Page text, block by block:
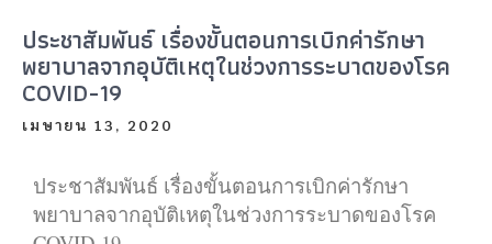
ประชาสัมพันธ์ เรื่องขั้นตอนการเบิกค่ารักษา
พยาบาลจากอุบัติเหตุในช่วงการระบาดของโรค
COVID-19
เมษายน 13, 2020
ประชาสัมพันธ์ เรื่องขั้นตอนการเบิกค่ารักษา
พยาบาลจากอุบัติเหตุในช่วงการระบาดของโรค